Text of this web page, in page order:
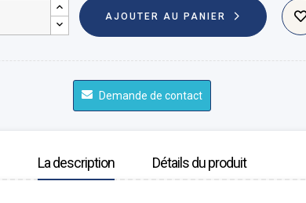
AJOUTER AU PANIER
Demande de contact
La description Détails du produit